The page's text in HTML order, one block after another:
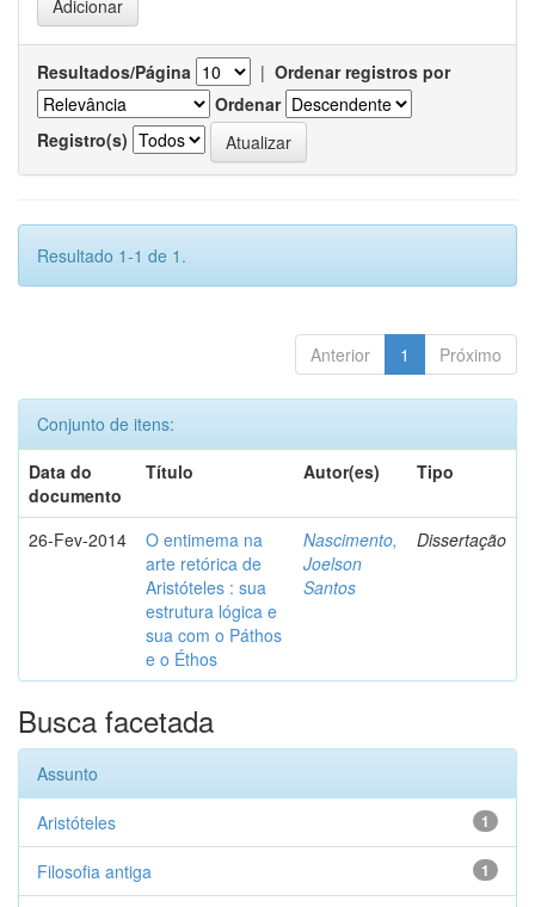
Resultados/Página | Ordenar registros por
Ordenar
Registro(s)
Resultado 1-1 de 1.
Anterior 1 Próximo
Conjunto de itens:
Data do
documento
Título Autor(es) Tipo
26-Fev-2014
O entimema na
arte retórica de
Aristóteles : sua
estrutura lógica e
sua com o Páthos
e o Éthos
Nascimento,
Joelson
Santos
Dissertação
Busca facetada
Assunto
1
Aristóteles
1
Filosofia antiga